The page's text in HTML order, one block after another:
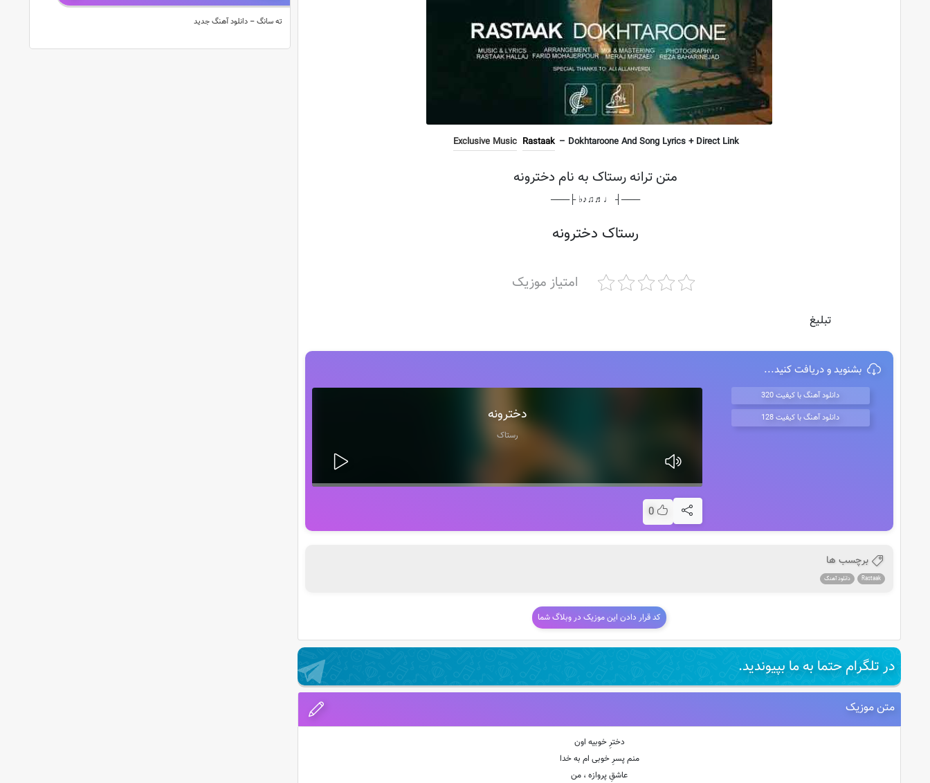
Exclusive Music Rastaak – Dokhtaroone And Song Lyrics + Direct Link
متن ترانه رستاک به نام دخترونه
───┤ ♩♬♫♪♭ ├───
رستاک دخترونه
امتیاز موزیک
تبلیغ
بشنوید و دریافت کنید...
دانلود آهنگ با کیفیت 320
دانلود آهنگ با کیفیت 128
دخترونه
رستاک
0
برچسب ها
Rastaak دانلود آهنگ
کد قرار دادن این موزیک در وبلاگ شما
در تلگرام حتما به ما بپیوندید.
متن موزیک
دخترِ خوبيه اون
منم پسرِ خوبى ام به خدا
عاشقِ پروازه ، من
ته سانگ – دانلود آهنگ جدید